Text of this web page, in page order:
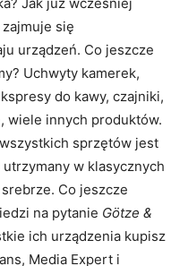
się
urządzeń. Co jeszcze
Uchwyty kamerek,
do kawy, czajniki,
wiele innych produktów.
sprzętów jest
w klasycznych
Co jeszcze
na pytanie Götze &
ich urządzenia kupisz
Media Expert i